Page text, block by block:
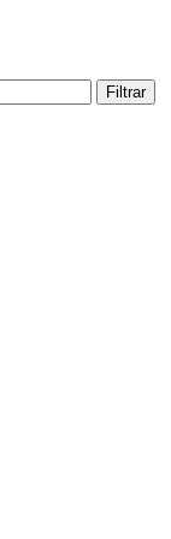
Filtrar